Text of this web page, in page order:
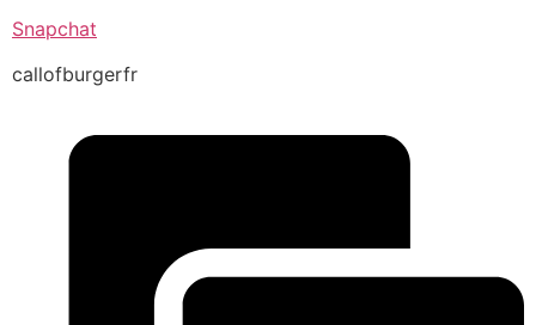
Snapchat
callofburgerfr